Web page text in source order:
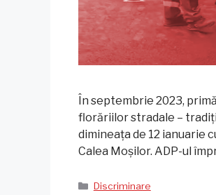
În septembrie 2023,
florăriilor stradale –
dimineața de 12 ianuarie
Calea Moșilor. ADP-ul
Categorii
Discriminare